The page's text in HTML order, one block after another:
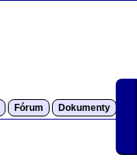
Fórum Dokumenty